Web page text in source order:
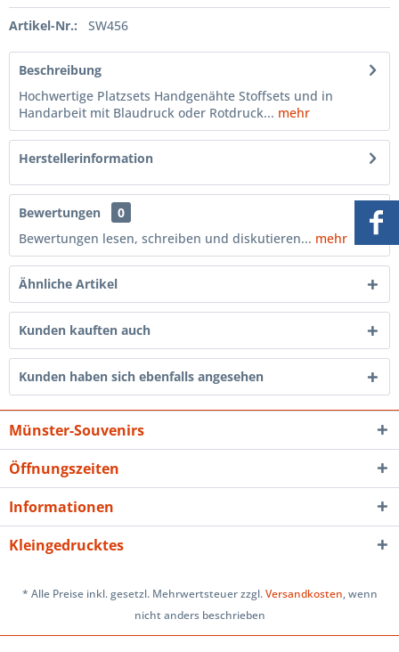
Artikel-Nr.: SW456
Beschreibung
Hochwertige Platzsets Handgenähte Stoffsets und in
Handarbeit mit Blaudruck oder Rotdruck... mehr
Herstellerinformation
Bewertungen
0
Bewertungen lesen, schreiben und diskutieren... mehr
Ähnliche Artikel
Kunden kauften auch
Kunden haben sich ebenfalls angesehen
Münster-Souvenirs
Öffnungszeiten
Informationen
Kleingedrucktes
* Alle Preise inkl. gesetzl. Mehrwertsteuer zzgl.Versandkosten, wenn
nicht anders beschrieben